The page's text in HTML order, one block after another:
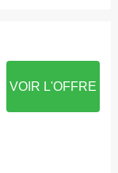
VOIR L'OFFRE